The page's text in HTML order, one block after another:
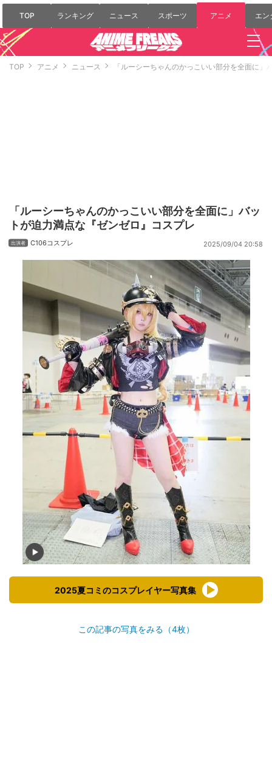
TOP ランキング ニュース スポーツ アニメ エン
TOP アニメ ニュース 「ルーシーちゃんのかっこいい部分を全面に
「ルーシーちゃんのかっこいい部分を全面に」バッ
トが迫力満点な『ゼンゼロ』コスプレ
C106コスプレ 2025/09/04 20:58
2025夏コミのコスプレイヤー写真集
この記事の写真をみる（4枚）